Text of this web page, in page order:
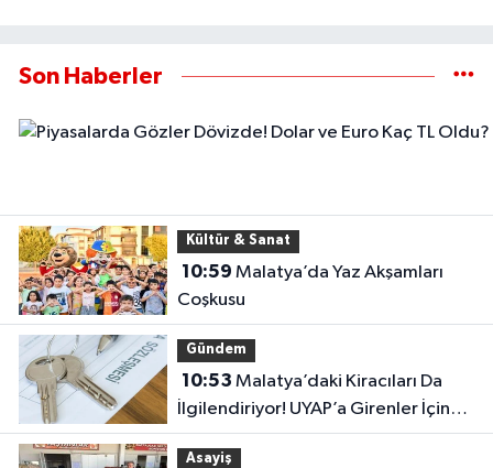
Son Haberler
Kültür & Sanat
10:59
Coşkusu
Gündem
10:53
İlgilendiriyor! UYAP’a Girenler İçin
Kritik İtiraz Kararı..
Asayiş